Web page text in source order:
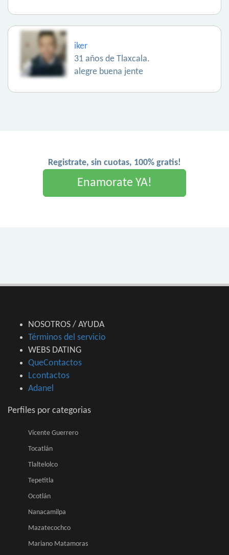
iker
31 años de Tlaxcala.
alegre buena jente
Registrate, sin cuotas, 100% gratis!
Enamorate YA!
NOSOTROS / AYUDA
Términos del servicio
WEBS DATING
QueContactos
Lcontactos
Adanel
Perfiles por categorias
Vicente Guerrero
Tocatlán
Tlaltelolco
Tepetitla
Ocotlán
Nanacamilpa
Mazatecochco
Mariano Matamoras